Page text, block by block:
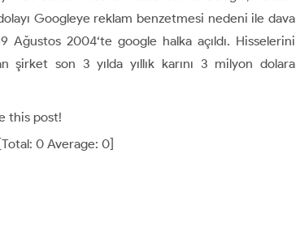
Googleye reklam benzetmesi nedeni ile dava
Ağustos 2004‘te google halka açıldı. Hisselerini
şirket son 3 yılda yıllık karını 3 milyon dolara
this post!
[Total: 0Average: 0]